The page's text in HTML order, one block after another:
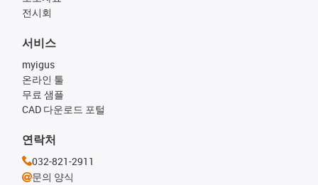
전시회
서비스
myigus
온라인 툴
무료 샘플
CAD 다운로드 포털
연락처
032-821-2911
문의 양식